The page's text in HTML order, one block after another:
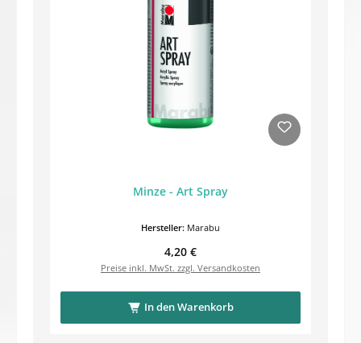
Minze - Art Spray
Hersteller: Marabu
Regulärer Preis:
4,20 €
Preise inkl. MwSt. zzgl. Versandkosten
In den Warenkorb